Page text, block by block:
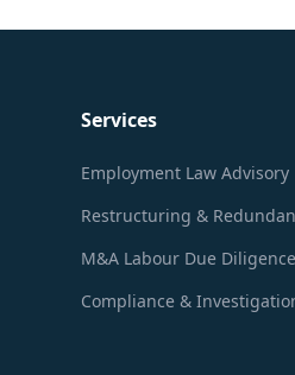
Services
Employment Law Advisory
Restructuring &
M&A Labour Due Diligence
Compliance &